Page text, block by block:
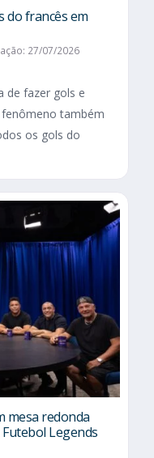
do francês em
27/07/2026
de fazer gols e
também
os gols do
mesa redonda
Legends